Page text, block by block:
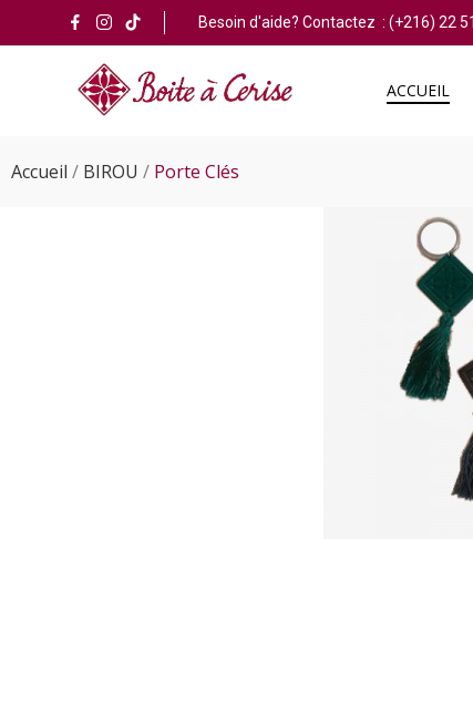
Besoin d'aide? Contactez :(+216) 22
ACCUEIL
Accueil BIROU Porte Clés